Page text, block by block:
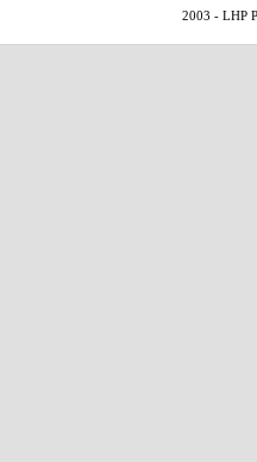
2003 - LHP